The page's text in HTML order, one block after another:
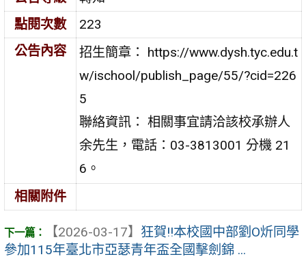
點閱次數
223
公告內容
招生簡章： https://www.dysh.tyc.edu.t
w/ischool/publish_page/55/?cid=226
5
聯絡資訊： 相關事宜請洽該校承辦人
余先生，電話：03-3813001 分機 21
6。
相關附件
【2026-03-17】 狂賀!!本校國中部劉O炘同學
參加115年臺北市亞瑟青年盃全國擊劍錦 ...